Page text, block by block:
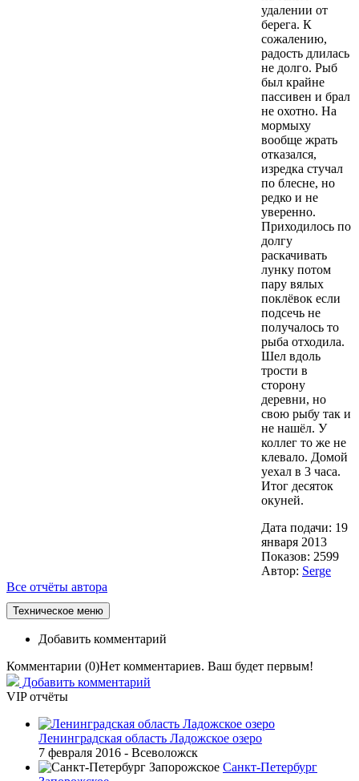
удалении от
берега. К
сожалению,
радость длилась
не долго. Рыб
был крайне
пассивен и брал
не охотно. На
мормыху
вообще жрать
отказался,
изредка стучал
по блесне, но
редко и не
уверенно.
Приходилось по
долгу
раскачивать
лунку потом
пару вялых
поклёвок если
подсечь не
получалось то
рыба отходила.
Шел вдоль
трости в
сторону
деревни, но
свою рыбу так и
не нашёл. У
коллег то же не
клевало. Домой
уехал в 3 часа.
Итог десяток
окуней.
Дата подачи: 19
января 2013
Показов: 2599
Автор: Serge
Все отчёты автора
Техническое меню
Добавить комментарий
Комментарии (0)Нет комментариев. Ваш будет первым!
Добавить комментарий
VIP отчёты
Ленинградская область Ладожское озеро
7 февраля 2016 - Всеволожск
Санкт-Петербург